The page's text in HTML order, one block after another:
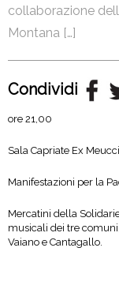
collaborazione
Montana […]
Condividi
ore 21,00
Sala Capriate Ex Meucci
Manifestazioni per la
Mercatini della
musicali dei tre
Vaiano e Cantagallo.